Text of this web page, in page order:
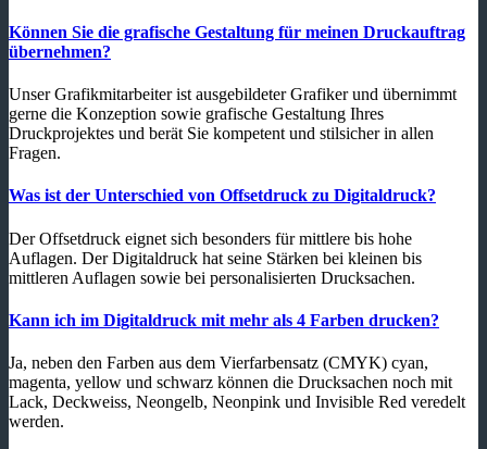
Können Sie die grafische Gestaltung für meinen Druckauftrag
übernehmen?
Unser Grafikmitarbeiter ist ausgebildeter Grafiker und übernimmt
gerne die Konzeption sowie grafische Gestaltung Ihres
Druckprojektes und berät Sie kompetent und stilsicher in allen
Fragen.
Was ist der Unterschied von Offsetdruck zu Digitaldruck?
Der Offsetdruck eignet sich besonders für mittlere bis hohe
Auflagen. Der Digitaldruck hat seine Stärken bei kleinen bis
mittleren Auflagen sowie bei personalisierten Drucksachen.
Kann ich im Digitaldruck mit mehr als 4 Farben drucken?
Ja, neben den Farben aus dem Vierfarbensatz (CMYK) cyan,
magenta, yellow und schwarz können die Drucksachen noch mit
Lack, Deckweiss, Neongelb, Neonpink und Invisible Red veredelt
werden.